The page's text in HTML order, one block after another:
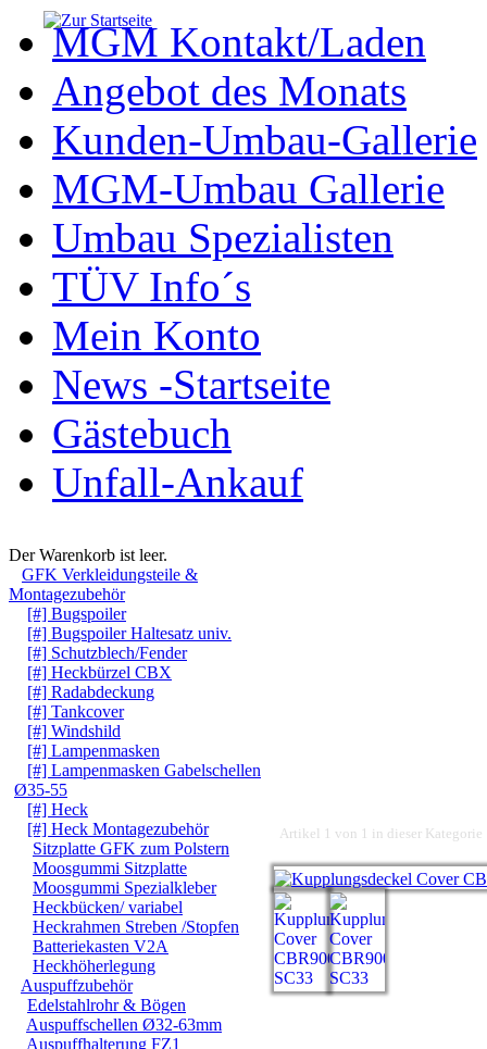
MGM Kontakt/Laden
Angebot des Monats
Kunden-Umbau-Gallerie
MGM-Umbau Gallerie
Umbau Spezialisten
TÜV Info´s
Mein Konto
News -Startseite
Gästebuch
Unfall-Ankauf
Der Warenkorb ist leer.
GFK Verkleidungsteile &
Montagezubehör
[#] Bugspoiler
[#] Bugspoiler Haltesatz univ.
[#] Schutzblech/Fender
[#] Heckbürzel CBX
[#] Radabdeckung
[#] Tankcover
[#] Windshild
[#] Lampenmasken
[#] Lampenmasken Gabelschellen
Ø35-55
[#] Heck
[#] Heck Montagezubehör
Sitzplatte GFK zum Polstern
Moosgummi Sitzplatte
Moosgummi Spezialkleber
Heckbücken/ variabel
Heckrahmen Streben /Stopfen
Batteriekasten V2A
Heckhöherlegung
Auspuffzubehör
Edelstahlrohr & Bögen
Auspuffschellen Ø32-63mm
Auspuffhalterung FZ1
Artikel 1 von 1 in dieser Kategorie